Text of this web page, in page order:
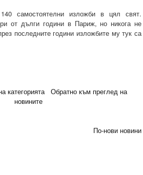
самостоятелни изложби в цял свят.
от дълги години в Париж, но никога не
последните години изложбите му тук са
категорията
Обратно към преглед на
новините
По-нови новини